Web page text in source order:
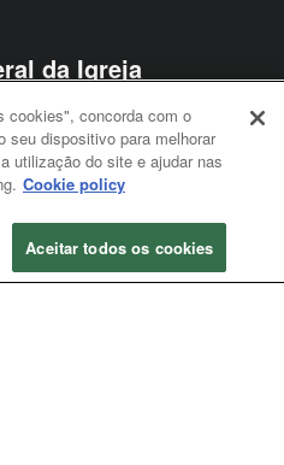
da Igreja
cookies", concorda com o
seu dispositivo para melhorar
utilização do site e ajudar nas
Cookie policy
Aceitar todos os cookies